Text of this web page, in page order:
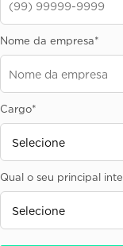
Nome da empresa*
Cargo*
Qual o seu principal